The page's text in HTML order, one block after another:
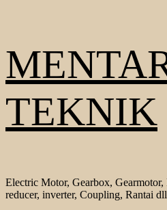
to
content
TEKNIK
Electric Motor, Gearbox, Gearmotor,
reducer, inverter, Coupling, Rantai